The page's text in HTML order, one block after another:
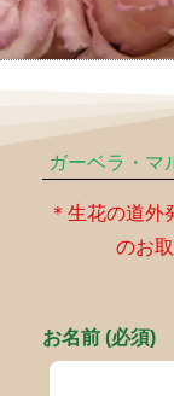
ガーベラ・マ
＊生花の道
のお
お名前 (必須)